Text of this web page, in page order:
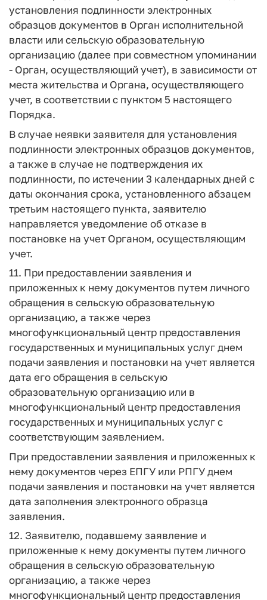
установления подлинности электронных
образцов документов в Орган исполнительной
власти или сельскую образовательную
организацию (далее при совместном упоминании
- Орган, осуществляющий учет), в зависимости от
места жительства и Органа, осуществляющего
учет, в соответствии с пунктом 5 настоящего
Порядка.
В случае неявки заявителя для установления
подлинности электронных образцов документов,
а также в случае не подтверждения их
подлинности, по истечении 3 календарных дней с
даты окончания срока, установленного абзацем
третьим настоящего пункта, заявителю
направляется уведомление об отказе в
постановке на учет Органом, осуществляющим
учет.
11. При предоставлении заявления и
приложенных к нему документов путем личного
обращения в сельскую образовательную
организацию, а также через
многофункциональный центр предоставления
государственных и муниципальных услуг днем
подачи заявления и постановки на учет является
дата его обращения в сельскую
образовательную организацию или в
многофункциональный центр предоставления
государственных и муниципальных услуг с
соответствующим заявлением.
При предоставлении заявления и приложенных к
нему документов через ЕПГУ или РПГУ днем
подачи заявления и постановки на учет является
дата заполнения электронного образца
заявления.
12. Заявителю, подавшему заявление и
приложенные к нему документы путем личного
обращения в сельскую образовательную
организацию, а также через
многофункциональный центр предоставления